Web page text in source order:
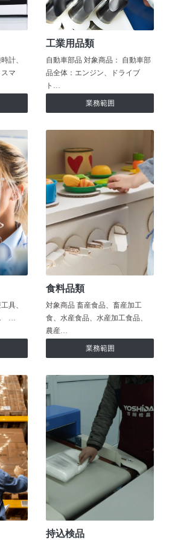
計、
マ
工業用品類
自動車部品 対象商品： 自動車部
品全体：エンジン、ドライブ
ト…
業務範囲
具、
…
食料品類
対象商品 畜産食品、畜産加工
食、水産食品、水産加工食品、
農産…
業務範囲
持込検品